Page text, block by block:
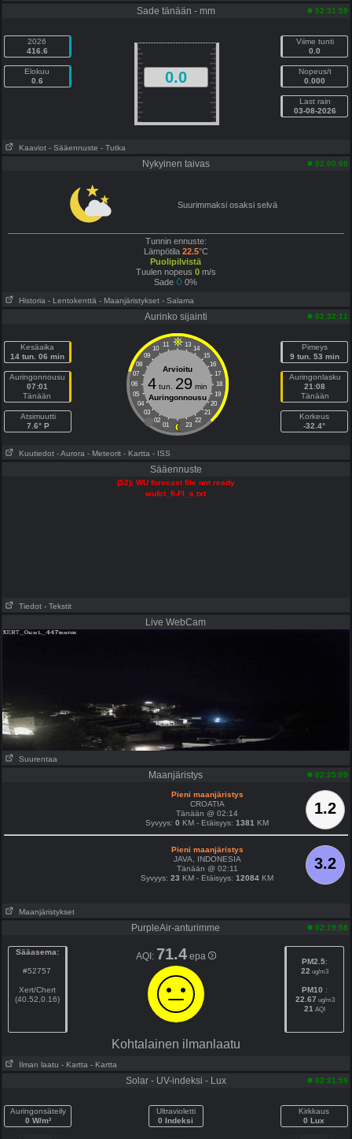
Sade tänään - mm 02:31:59
2026
416.6
Elokuu
0.6
0.0
Viime tunti
0.0
Nopeus/t
0.000
Last rain
03-08-2026
Kaaviot - Sääennuste - Tutka
Nykyinen taivas 02:00:00
Suurimmaksi osaksi selvä
Tunnin ennuste:
Lämpötila 22.5°C
Puolipilvistä
Tuulen nopeus 0m/s
Sade
0%
Historia - Lentokenttä - Maanjäristykset - Salama
Aurinko sijainti 02:32:11
Kesäaika
14 tun. 06 min
Auringonnousu
07:01
Tänään
Atsimuutti
7.6° P
11 13
10
14
09
15
08
16
07
17
06
18
05
19
04
20
03
21
02
22
01 23
Arvioitu
4tun. 29min
Auringonnousu
Pimeys
9 tun. 53 min
Auringonlasku
21:08
Tänään
Korkeus
-32.4°
Kuutiedot - Aurora - Meteorit - Kartta - ISS
Sääennuste
(52): WU forecast file not ready
wufct_fi-FI_s.txt
Tiedot - Tekstit
Live WebCam
Suurentaa
Maanjäristys 02:25:09
1.2
Pieni maanjäristys
CROATIA
Tänään @ 02:14
Syvyys:0 KM - Etäisyys:1381 KM
3.2
Pieni maanjäristys
JAVA, INDONESIA
Tänään @ 02:11
Syvyys:23 KM - Etäisyys:12084 KM
Maanjäristykset
PurpleAir-anturimme 02:19:58
Sääasema:
#52757
Xert/Chert
(40.52,0.16)
AQI: 71.4 epa PM2.5:
22 ug/m3
PM10 :
22.67 ug/m3
21 AQI
Kohtalainen ilmanlaatu
Ilman laatu - Kartta - Kartta
Solar - UV-indeksi - Lux 02:31:59
Auringonsäteily
0 W/m²
Ultravioletti
0 Indeksi
Kirkkaus
0 Lux